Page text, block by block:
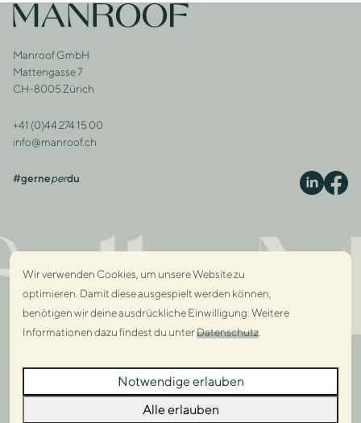
Footer
Zur Startseite
Adresse
Manroof GmbH
Mattengasse 7
CH-8005 Zürich
Kontakt
+41 (0)44 274 15 00
info@manroof.ch
#gerneperdu
Wir verwenden Cookies, um unsere Website zu
optimieren. Damit diese ausgespielt werden können,
benötigen wir deine ausdrückliche Einwilligung. Weitere
Informationen dazu findest du unterDatenschutz
Notwendige erlauben
Alle erlauben